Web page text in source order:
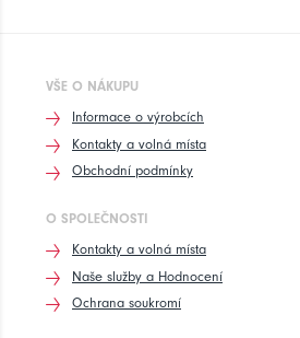
VŠE O NÁKUPU
Informace o výrobcích
Kontakty a volná místa
Obchodní podmínky
O SPOLEČNOSTI
Kontakty a volná místa
Naše služby a Hodnocení
Ochrana soukromí